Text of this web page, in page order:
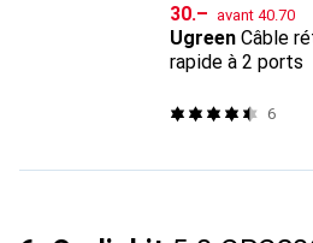
CHF
30.– avant CHF
40.70
Ugreen Câble
rapide à 2 ports
6